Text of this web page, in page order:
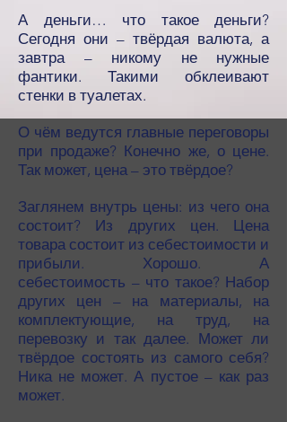
А деньги… что такое деньги?
Сегодня они – твёрдая валюта, а
завтра – никому не нужные
фантики. Такими обклеивают
стенки в туалетах.
О чём ведутся главные переговоры
при продаже? Конечно же, о цене.
Так может, цена – это твёрдое?
Заглянем внутрь цены: из чего она
состоит? Из других цен. Цена
товара состоит из себестоимости и
прибыли. Хорошо. А
себестоимость – что такое? Набор
других цен – на материалы, на
комплектующие, на труд, на
перевозку и так далее. Может ли
твёрдое состоять из самого себя?
Ника не может. А пустое – как раз
может.